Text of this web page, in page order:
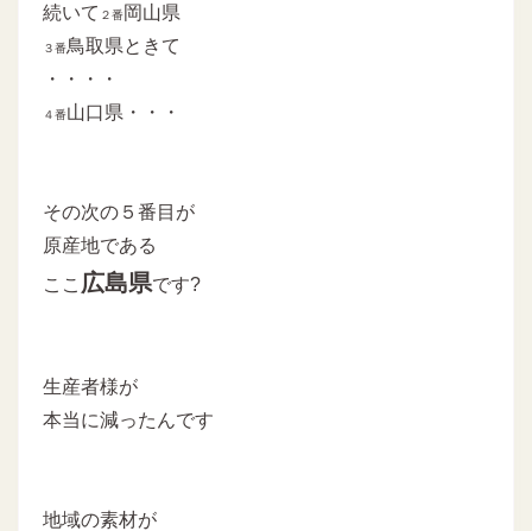
続いて ２番岡山県
３番鳥取県ときて
・・・・
４番山口県・・・
その次の５番目が
原産地である
ここ 広島県です?
生産者様が
本当に減ったんです
地域の素材が